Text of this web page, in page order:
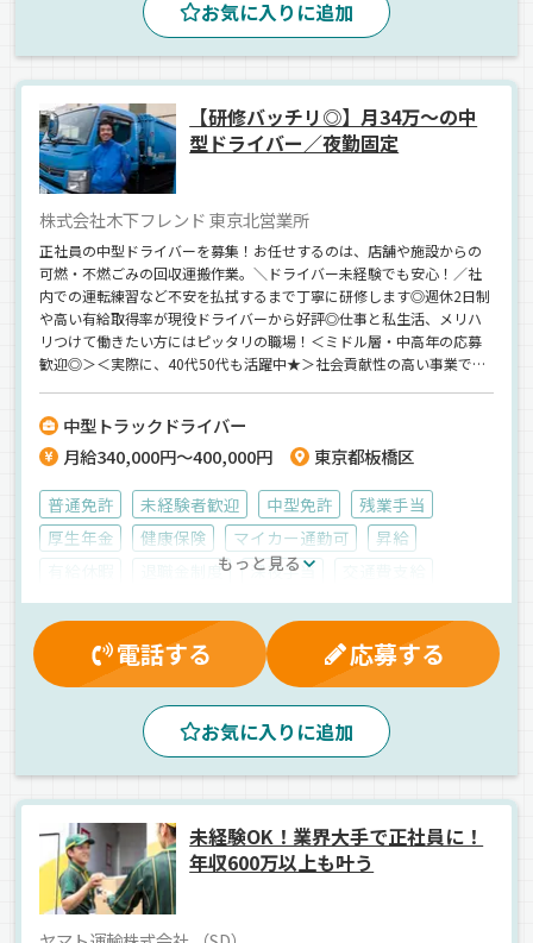
お気に入りに追加
【研修バッチリ◎】月34万～の中
型ドライバー／夜勤固定
株式会社木下フレンド 東京北営業所
正社員の中型ドライバーを募集！お任せするのは、店舗や施設からの
可燃・不燃ごみの回収運搬作業。＼ドライバー未経験でも安心！／社
内での運転練習など不安を払拭するまで丁寧に研修します◎週休2日制
や高い有給取得率が現役ドライバーから好評◎仕事と私生活、メリハ
リつけて働きたい方にはピッタリの職場！＜ミドル層・中高年の応募
歓迎◎＞＜実際に、40代50代も活躍中★＞社会貢献性の高い事業で
中型トラックドライバー
月給340,000円～400,000円
東京都板橋区
普通免許 未経験者歓迎 中型免許
残業手当
厚生年金
健康保険 マイカー通勤可
昇給
退職金制度 深夜手当
大型連休
労災保険 雇用保険
制服・作業着貸与
休日出勤割増金
賞与 昼 真夜中 早朝
朝
一般廃棄物
パッカー車 正社員
もっと見る
電話する 応募する
お気に入りに追加
未経験OK！業界大手で正社員に！
年収600万以上も叶う